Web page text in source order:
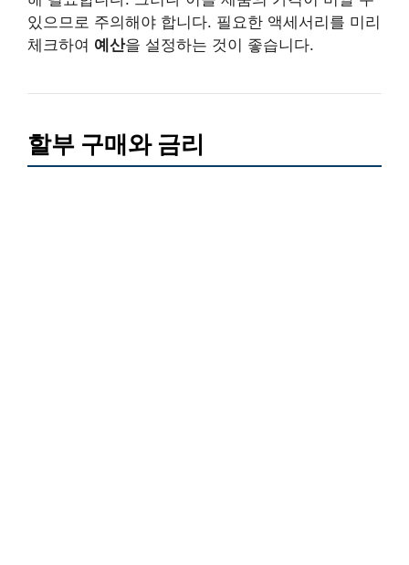
있으므로 주의해야 합니다. 필요한 액세서리를 미리
체크하여 예산을 설정하는 것이 좋습니다.
할부 구매와 금리